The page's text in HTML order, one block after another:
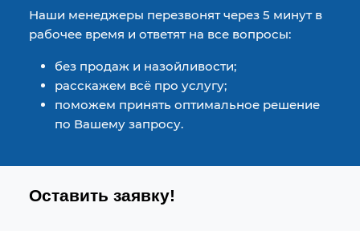
Наши менеджеры перезвонят через 5 минут в
рабочее время и ответят на все вопросы:
без продаж и назойливости;
расскажем всё про услугу;
поможем принять оптимальное решение
по Вашему запросу.
Оставить заявку!